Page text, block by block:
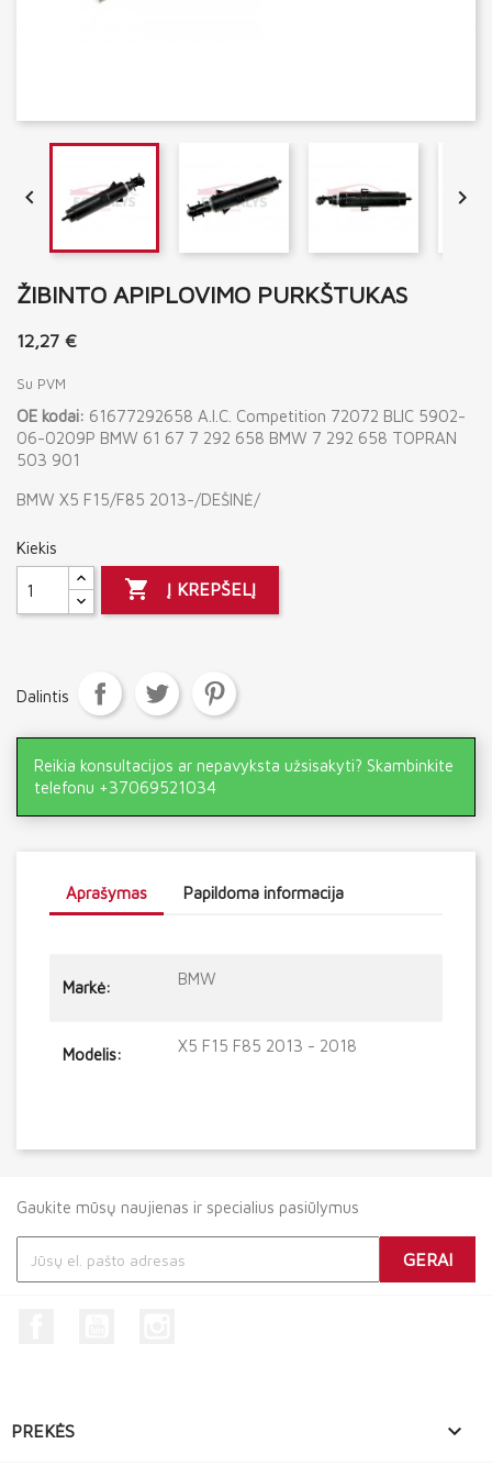
 
ŽIBINTO APIPLOVIMO PURKŠTUKAS
12,27 €
Su PVM
OE kodai: 61677292658 A.I.C. Competition 72072 BLIC 5902-
06-0209P BMW 61 67 7 292 658 BMW 7 292 658 TOPRAN
503 901
BMW X5 F15/F85 2013-/DEŠINĖ/
Kiekis
 Į KREPŠELĮ
Dalintis
Reikia konsultacijos ar nepavyksta užsisakyti? Skambinkite
telefonu +37069521034
Aprašymas Papildoma informacija
Markė: BMW
Modelis: X5 F15 F85 2013 - 2018
Gaukite mūsų naujienas ir specialius pasiūlymus
PREKĖS 